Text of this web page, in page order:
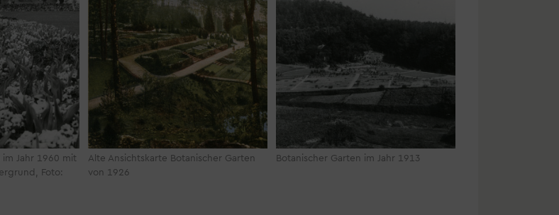
Jahr 1960 mit
Foto:
Alte Ansichtskarte Botanischer Garten
von 1926
Botanischer Garten im Jahr 1913